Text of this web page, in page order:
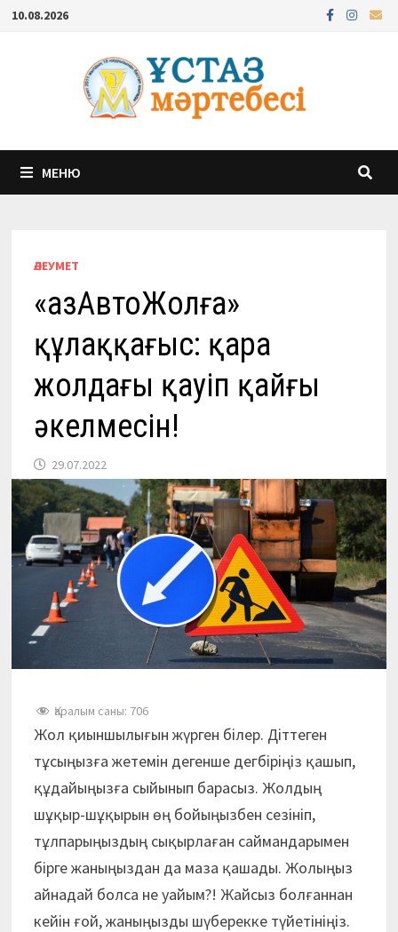
Перейти
содержимому
10.08.2026
МЕНЮ
ӘЛЕУМЕТ
«ҚазАвтоЖолға»
құлаққағыс: қара
жолдағы қауіп қайғы
әкелмесін!
29.07.2022
Қаралым саны: 706
Жол қиыншылығын жүрген білер. Діттеген
тұсыңызға жетемін дегенше дегбіріңіз қашып,
құдайыңызға сыйынып барасыз. Жолдың
шұқыр-шұқырын өң бойыңызбен сезініп,
тұлпарыңыздың сықырлаған саймандарымен
бірге жаныңыздан да маза қашады. Жолыңыз
айнадай болса не уайым?! Жайсыз болғаннан
кейін ғой, жаныңызды шүберекке түйетініңіз.